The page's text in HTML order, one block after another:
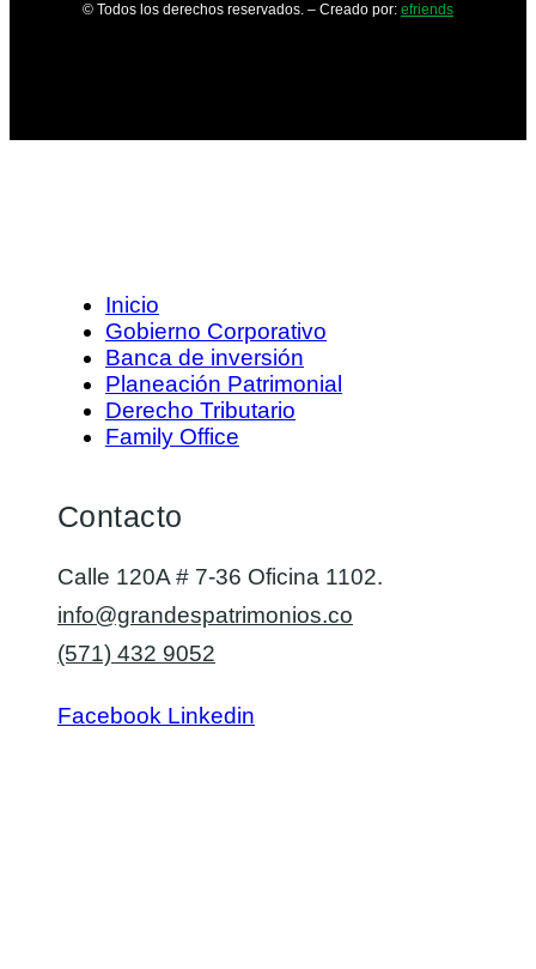
© Todos los derechos reservados. – Creado por: efriends
Inicio
Gobierno Corporativo
Banca de inversión
Planeación Patrimonial
Derecho Tributario
Family Office
Contacto
Calle 120A # 7-36 Oficina 1102.
info@grandespatrimonios.co
(571) 432 9052
Facebook Linkedin